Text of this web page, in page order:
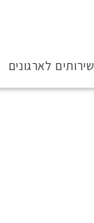
שירותים לארגונים